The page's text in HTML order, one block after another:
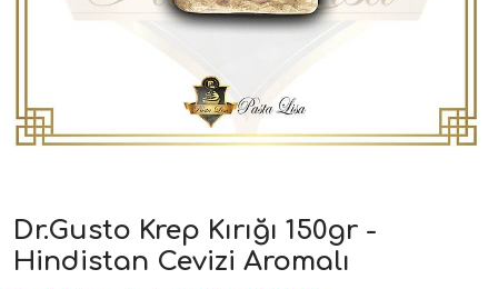
Dr.Gusto Krep Kırığı 150gr -
Hindistan Cevizi Aromalı